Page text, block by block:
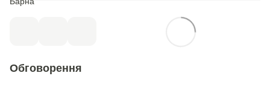
Обговорення